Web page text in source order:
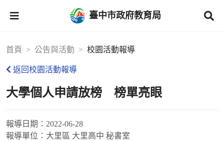
臺中市政府教育局
首頁 公告與活動 校園活動報導
返回校園活動報導
大學個人申請放榜 榜單亮眼
報導日期： 2022-06-28
報導單位： 大里區 大里高中 秘書室